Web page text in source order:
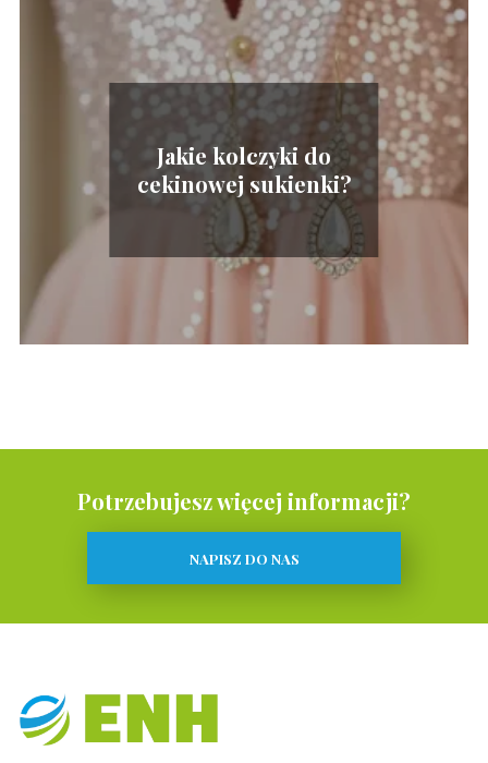
Jakie kolczyki do
cekinowej sukienki?
Potrzebujesz więcej informacji?
NAPISZ DO NAS